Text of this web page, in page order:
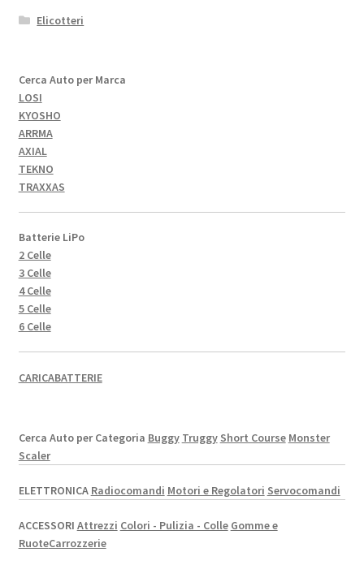
Elicotteri
Cerca Auto per Marca
LOSI
KYOSHO
ARRMA
AXIAL
TEKNO
TRAXXAS
Batterie LiPo
2 Celle
3 Celle
4 Celle
5 Celle
6 Celle
CARICABATTERIE
Cerca Auto per Categoria Buggy Truggy Short Course Monster
Scaler
ELETTRONICA Radiocomandi Motori e Regolatori Servocomandi
ACCESSORI Attrezzi Colori - Pulizia - Colle Gomme e
RuoteCarrozzerie